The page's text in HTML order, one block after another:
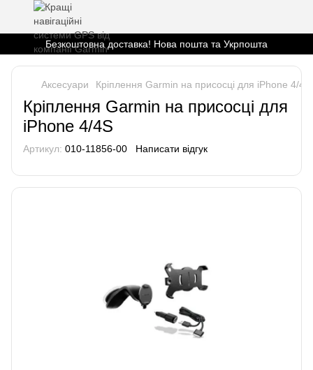
Безкоштовна доставка! Нова пошта та Укрпошта
Аксесуари Кріплення Garmin на присосці для iPhone 4/4S
Кріплення Garmin на присосці для
iPhone 4/4S
Артикул: 010-11856-00 Написати відгук